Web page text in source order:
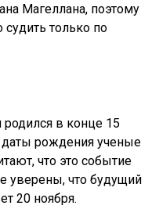
Магеллана, поэтому
только по
в конце 15
даты рождения ученые
что это событие
уверены, что будущий
20 ноября.